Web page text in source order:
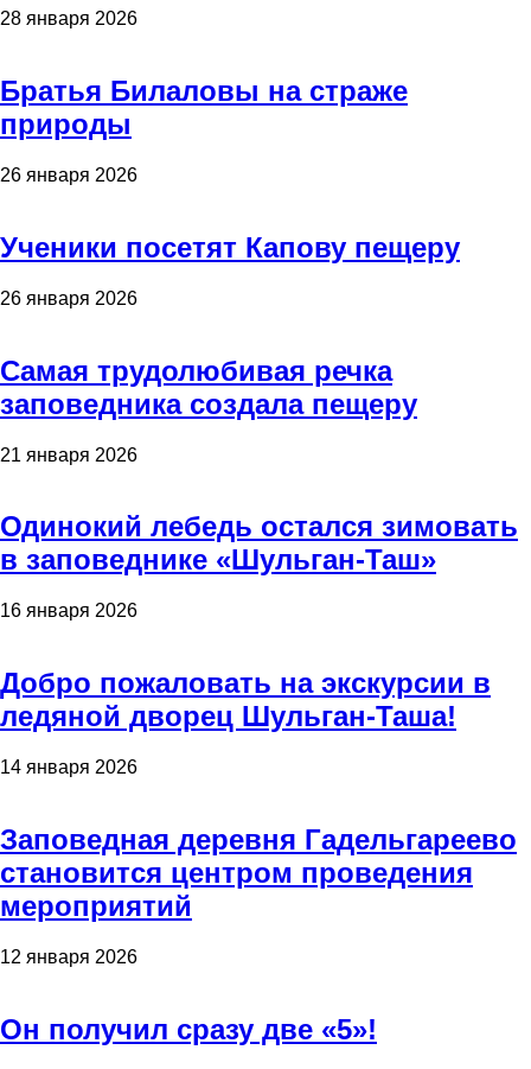
28 января 2026
Братья Билаловы на страже
природы
26 января 2026
Ученики посетят Капову пещеру
26 января 2026
Самая трудолюбивая речка
заповедника создала пещеру
21 января 2026
Одинокий лебедь остался зимовать
в заповеднике «Шульган-Таш»
16 января 2026
Добро пожаловать на экскурсии в
ледяной дворец Шульган-Таша!
14 января 2026
Заповедная деревня Гадельгареево
становится центром проведения
мероприятий
12 января 2026
Он получил сразу две «5»!